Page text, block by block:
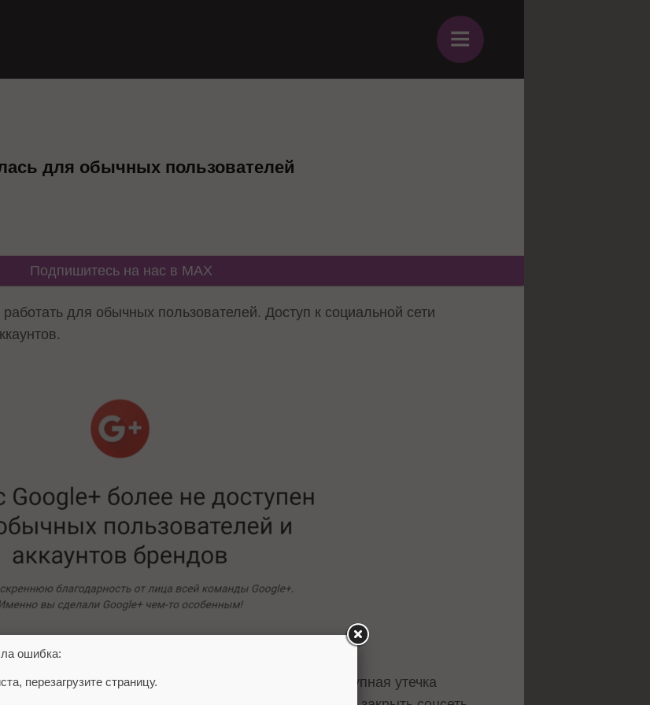
≡
для обычных пользователей
Подпишитесь на нас в MAX
для обычных пользователей. Доступ к социальной сети
еще в октябре 2018 года, причиной стала крупная утечка
ошибка:
перезагрузите страницу.